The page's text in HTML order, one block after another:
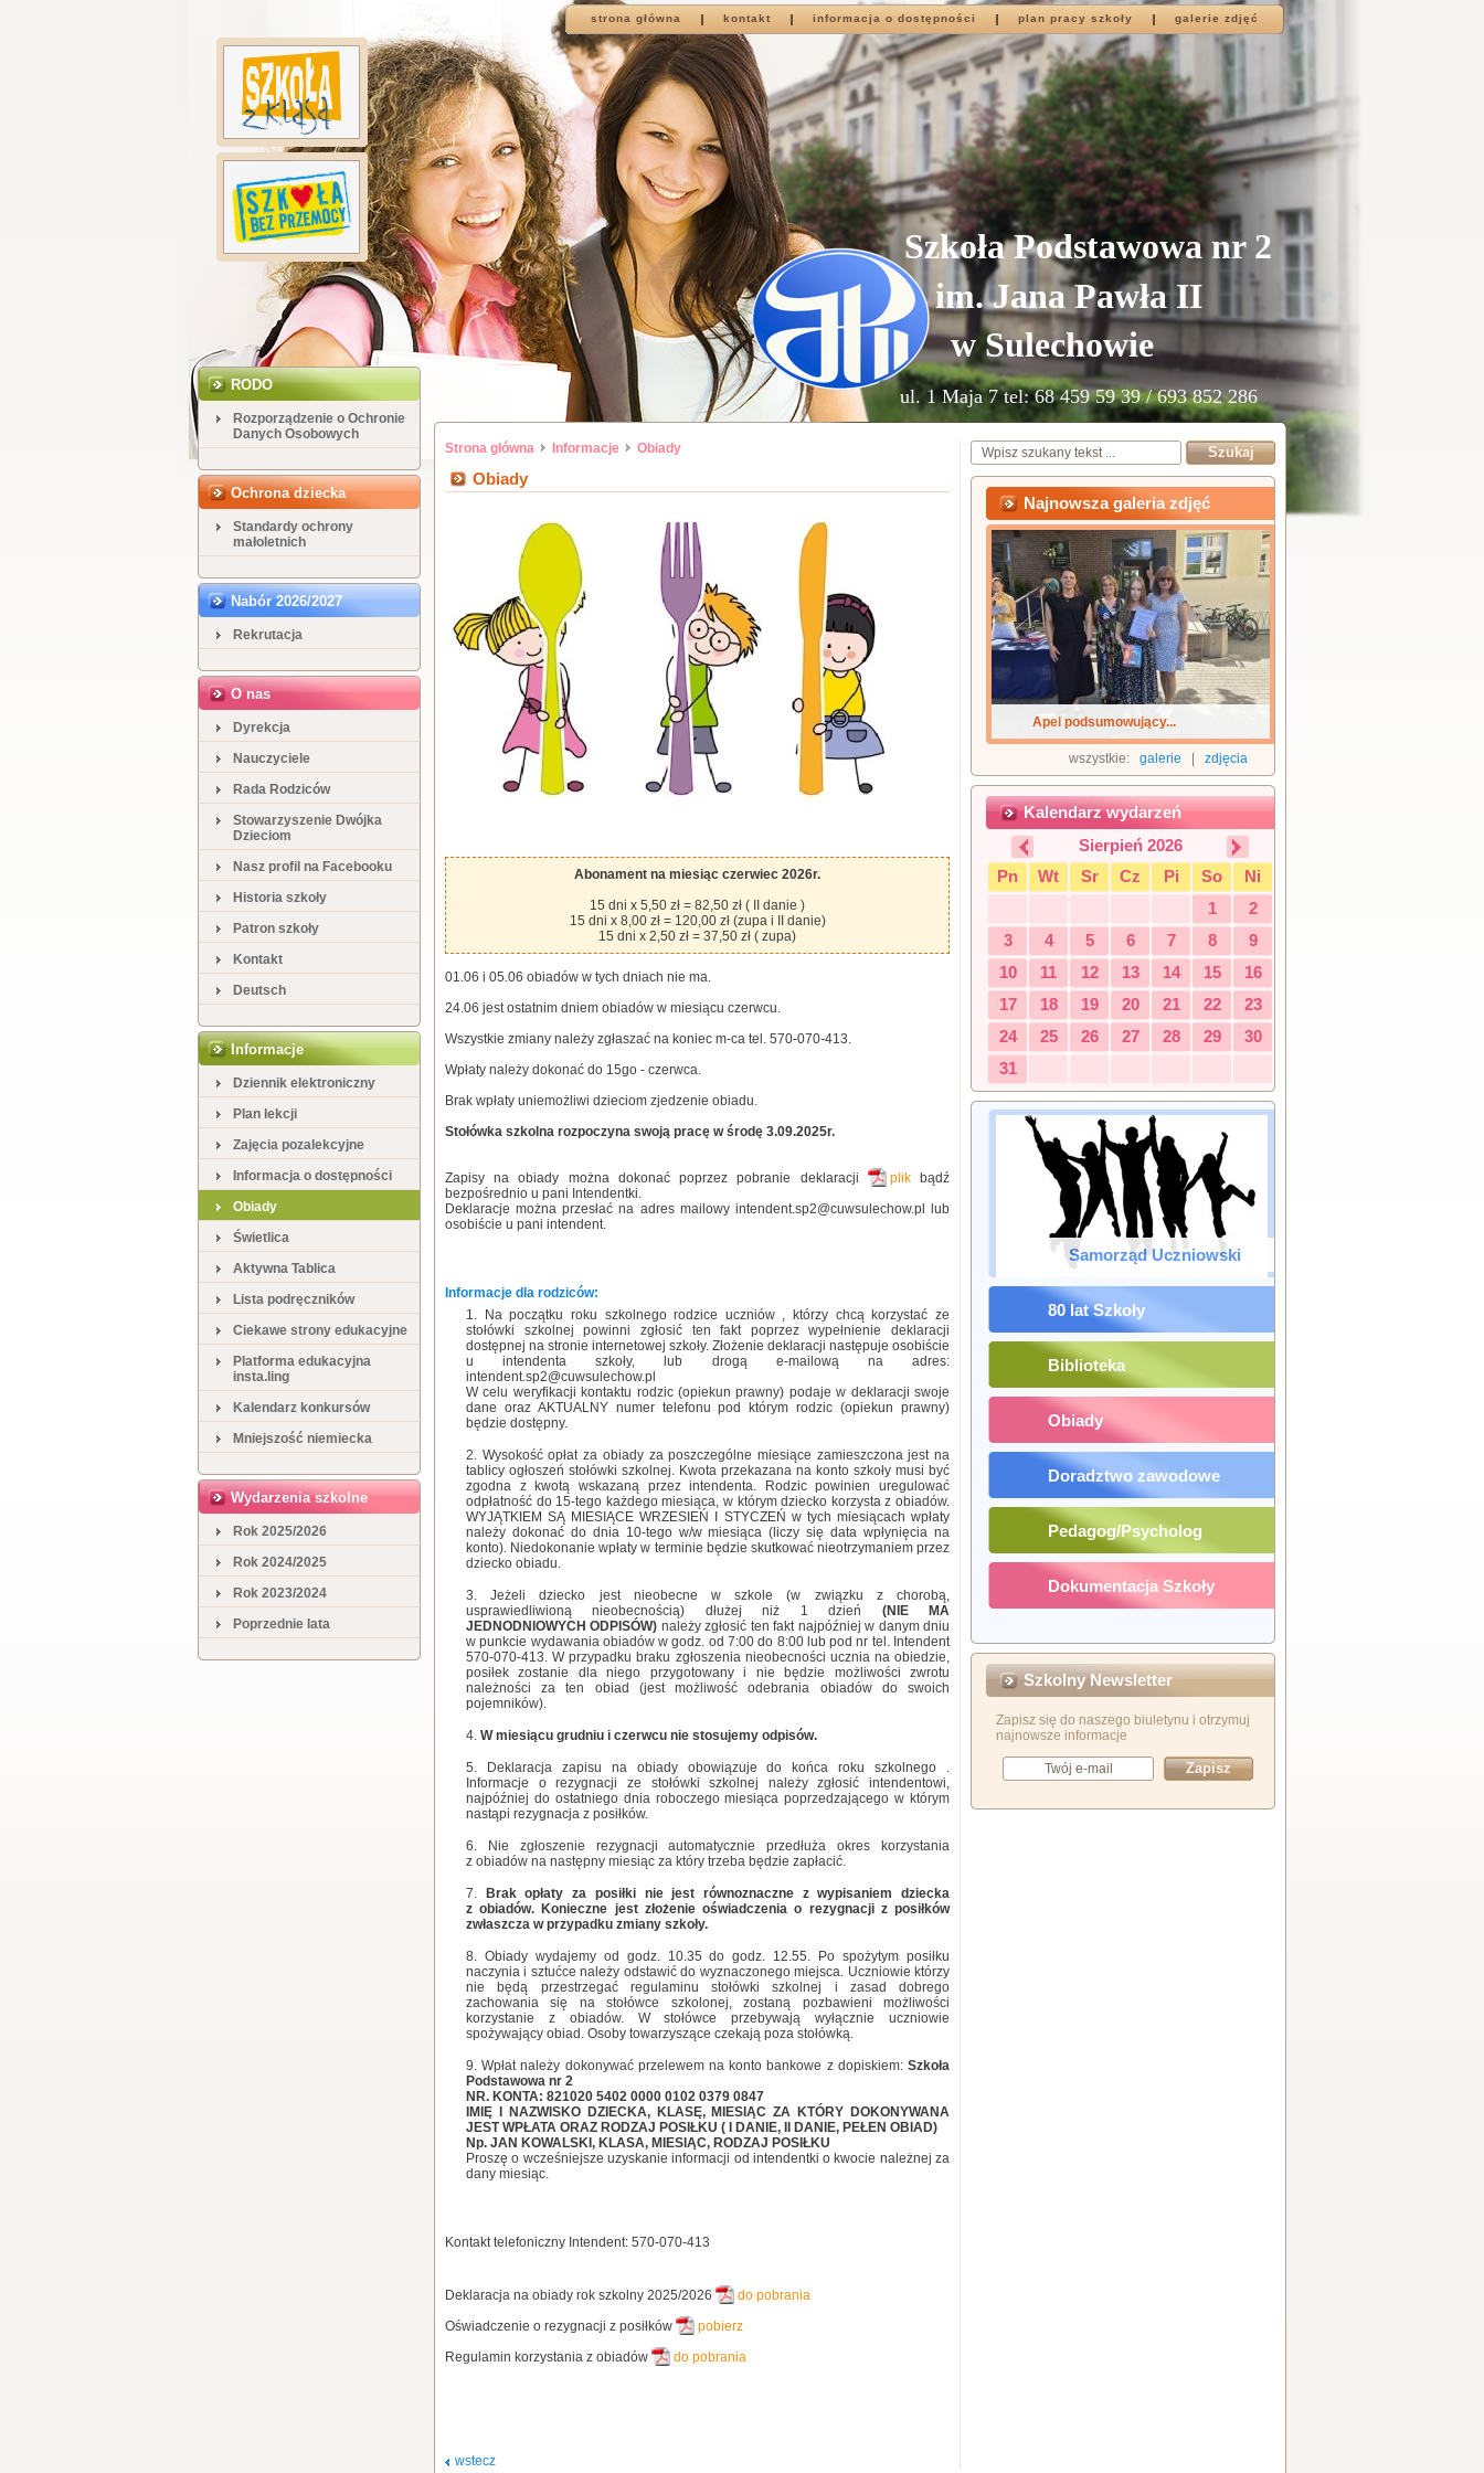
strona główna kontakt informacja o dostępności plan pracy szkoły galerie zdjęć
Szkoła Podstawowa nr 2
im. Jana Pawła II
w Sulechowie
ul. 1 Maja 7 tel: 68 459 59 39 / 693 852 286
RODO
Rozporządzenie o Ochronie
Danych Osobowych
Ochrona dziecka
Standardy ochrony
małoletnich
Nabór 2026/2027
Rekrutacja
O nas
Dyrekcja
Nauczyciele
Rada Rodziców
Stowarzyszenie Dwójka
Dzieciom
Nasz profil na Facebooku
Historia szkoły
Patron szkoły
Kontakt
Deutsch
Informacje
Dziennik elektroniczny
Plan lekcji
Zajęcia pozalekcyjne
Informacja o dostępności
Obiady
Świetlica
Aktywna Tablica
Lista podręczników
Ciekawe strony edukacyjne
Platforma edukacyjna
insta.ling
Kalendarz konkursów
Mniejszość niemiecka
Wydarzenia szkolne
Rok 2025/2026
Rok 2024/2025
Rok 2023/2024
Poprzednie lata
Strona główna Informacje Obiady
Obiady
Abonament na miesiąc czerwiec 2026r.
15 dni x 5,50 zł = 82,50 zł ( II danie )
15 dni x 8,00 zł = 120,00 zł (zupa i II danie)
15 dni x 2,50 zł = 37,50 zł ( zupa)
01.06 i 05.06 obiadów w tych dniach nie ma.
24.06 jest ostatnim dniem obiadów w miesiącu czerwcu.
Wszystkie zmiany należy zgłaszać na koniec m-ca tel. 570-070-413.
Wpłaty należy dokonać do 15go - czerwca.
Brak wpłaty uniemożliwi dzieciom zjedzenie obiadu.
Stołówka szkolna rozpoczyna swoją pracę w środę 3.09.2025r.
Zapisy na obiady można dokonać poprzez pobranie deklaracji plikbądź
bezpośrednio u pani Intendentki.
Deklaracje można przesłać na adres mailowy intendent.sp2@cuwsulechow.pl lub
osobiście u pani intendent.
Informacje dla rodziców:
Na początku roku szkolnego rodzice uczniów , którzy chcą korzystać ze
stołówki szkolnej powinni zgłosić ten fakt poprzez wypełnienie deklaracji
dostępnej na stronie internetowej szkoły. Złożenie deklaracji następuje osobiście
u intendenta szkoły, lub drogą e-mailową na adres:
intendent.sp2@cuwsulechow.pl
W celu weryfikacji kontaktu rodzic (opiekun prawny) podaje w deklaracji swoje
dane oraz AKTUALNY numer telefonu pod którym rodzic (opiekun prawny)
będzie dostępny.
Wysokość opłat za obiady za poszczególne miesiące zamieszczona jest na
tablicy ogłoszeń stołówki szkolnej. Kwota przekazana na konto szkoły musi być
zgodna z kwotą wskazaną przez intendenta. Rodzic powinien
uregulować
odpłatność do 15-tego każdego miesiąca, w którym dziecko korzysta z obiadów.
WYJĄTKIEM SĄ MIESIĄCE WRZESIEŃ I STYCZEŃ w tych miesiącach wpłaty
należy dokonać do dnia 10-tego w/w miesiąca (liczy się data wpłynięcia na
konto). Niedokonanie wpłaty w terminie będzie skutkować nieotrzymaniem przez
dziecko obiadu.
Jeżeli dziecko jest nieobecne w szkole (w związku z chorobą,
usprawiedliwioną nieobecnością) dłużej niż 1 dzień (NIE MA
JEDNODNIOWYCH ODPISÓW) należy zgłosić ten fakt najpóźniej w danym dniu
w punkcie wydawania obiadów w godz. od 7:00 do 8:00 lub pod nr tel. Intendent
570-070-413. W przypadku braku zgłoszenia nieobecności ucznia na obiedzie,
posiłek zostanie dla niego przygotowany i nie będzie możliwości zwrotu
należności za ten obiad (jest możliwość odebrania obiadów do swoich
pojemników).
W miesiącu grudniu i czerwcu nie stosujemy odpisów.
Deklaracja zapisu na obiady obowiązuje do końca roku szkolnego .
Informacje o rezygnacji ze stołówki szkolnej należy zgłosić intendentowi,
najpóźniej do ostatniego dnia roboczego miesiąca poprzedzającego w którym
nastąpi rezygnacja z posiłków.
Nie zgłoszenie rezygnacji automatycznie przedłuża okres korzystania
z obiadów na następny miesiąc za który trzeba będzie zapłacić.
Brak opłaty za posiłki nie jest równoznaczne z wypisaniem dziecka
z obiadów. Konieczne jest złożenie oświadczenia o rezygnacji z posiłków
zwłaszcza w przypadku zmiany szkoły.
Obiady wydajemy od godz. 10.35 do godz. 12.55. Po spożytym posiłku
naczynia i sztućce należy odstawić do wyznaczonego miejsca. Uczniowie którzy
nie będą przestrzegać regulaminu stołówki szkolnej i zasad dobrego
zachowania się na stołówce szkolonej, zostaną pozbawieni możliwości
korzystanie z obiadów. W stołówce przebywają wyłącznie uczniowie
spożywający obiad. Osoby towarzyszące czekają poza stołówką.
Wpłat należy dokonywać przelewem na konto bankowe z dopiskiem: Szkoła
Podstawowa nr 2
NR. KONTA: 821020 5402 0000 0102 0379 0847
IMIĘ I NAZWISKO DZIECKA, KLASĘ, MIESIĄC ZA KTÓRY DOKONYWANA
JEST WPŁATA ORAZ RODZAJ POSIŁKU ( I DANIE, II DANIE, PEŁEN OBIAD)
Np. JAN KOWALSKI, KLASA, MIESIĄC, RODZAJ POSIŁKU
Proszę o wcześniejsze uzyskanie informacji od intendentki o kwocie należnej za
dany miesiąc.
Kontakt telefoniczny Intendent: 570-070-413
Deklaracja na obiady rok szkolny 2025/2026
do pobrania
Oświadczenie o rezygnacji z posiłków
pobierz
Regulamin korzystania z obiadów
do pobrania
wstecz
Najnowsza galeria zdjęć
Apel podsumowujący...
zdjęcia
galerie
wszystkie:
Kalendarz wydarzeń
Sierpień 2026
Pn
Wt Sr Cz Pi So
Ni
1
2
3
4 5 6 7 8
9
10
11 12 13 14 15
16
17
18 19 20 21 22
23
24
25 26 27 28 29
30
31
Samorząd Uczniowski
80 lat Szkoły
Biblioteka
Obiady
Doradztwo zawodowe
Pedagog/Psycholog
Dokumentacja Szkoły
Szkolny Newsletter
Zapisz się do naszego biuletynu i otrzymuj
najnowsze informacje